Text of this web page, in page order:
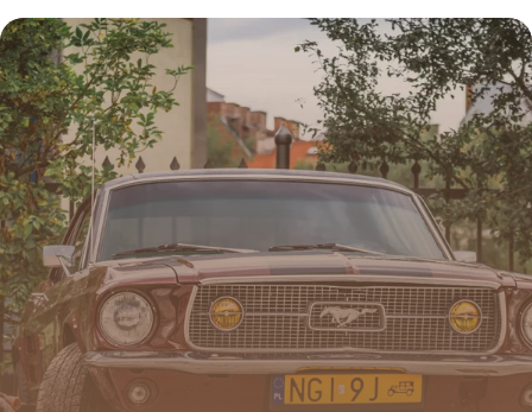
au symbole tout-terrain
19 mai 2026